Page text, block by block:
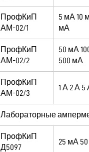
ПрофКиП
АМ-02/1
5 мА 10
мА
ПрофКиП
АМ-02/2
50 мА
500 мА
ПрофКиП
АМ-02/3
1 А 2 А 5
Лабораторные
ПрофКиП
Д5097
25 мА